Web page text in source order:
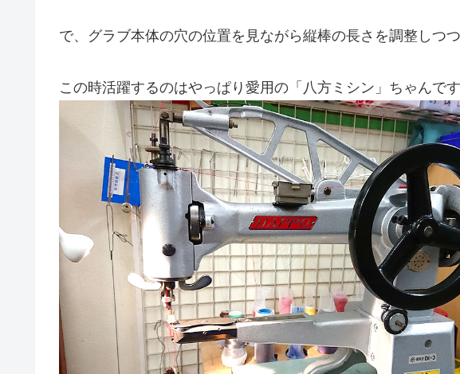
で、グラブ本体の穴の位置を見ながら縦棒の長さを調整しつ
この時活躍するのはやっぱり愛用の「八方ミシン」ちゃんです